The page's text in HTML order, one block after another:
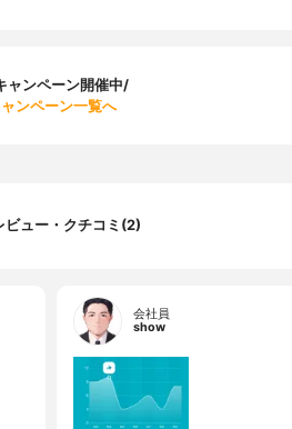
ャンペーン開催中/
ンペーン一覧へ
ビュー・クチコミ(2)
会社員
show